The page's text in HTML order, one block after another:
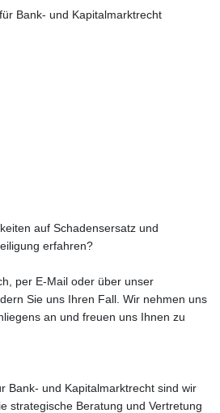
Bank- und Kapitalmarktrecht
auf Schadensersatz und
erfahren?
per E-Mail oder über unser
Sie uns Ihren Fall. Wir nehmen uns
an und freuen uns Ihnen zu
Bank- und Kapitalmarktrecht sind wir
strategische Beratung und Vertretung